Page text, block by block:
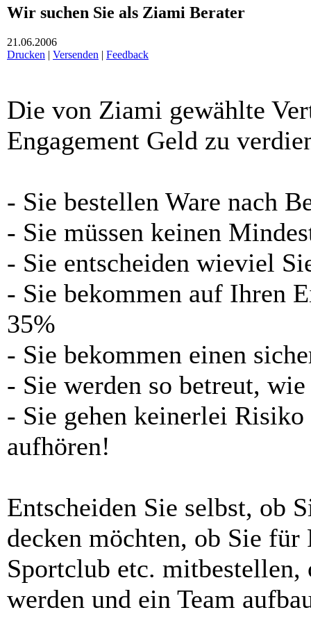
Wir suchen Sie als Ziami Berater
21.06.2006
Drucken | Versenden | Feedback
Die von Ziami gewählte
Engagement Geld zu
- Sie bestellen Ware nach
- Sie müssen keinen
- Sie entscheiden wieviel
- Sie bekommen auf Ihren
35%
- Sie bekommen einen
- Sie werden so betreut,
- Sie gehen keinerlei
aufhören!
Entscheiden Sie selbst, ob
decken möchten, ob Sie
Sportclub etc.
werden und ein Team